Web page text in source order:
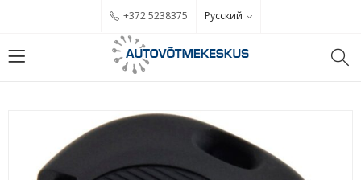
+372 5238375 Русский